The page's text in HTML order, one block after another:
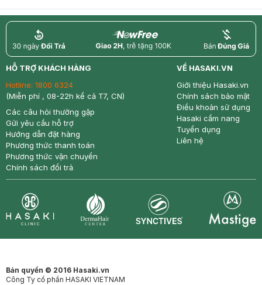
return nowfree price
HỖ TRỢ KHÁCH HÀNG
Hotline: 1800 6324
(Miễn phí , 08-22h kể cả T7, CN)
Các câu hỏi thường gặp
Gửi yêu cầu hỗ trợ
Hướng dẫn đặt hàng
Phương thức thanh toán
Phương thức vận chuyển
Chính sách đổi trả
VỀ HASAKI.VN
Giới thiệu Hasaki.vn
Chính sách bảo mật
Điều khoản sử dụng
Hasaki cẩm nang
Tuyển dụng
Liên hệ
Bản quyền © 2016 Hasaki.vn
Công Ty cổ phần HASAKI VIETNAM